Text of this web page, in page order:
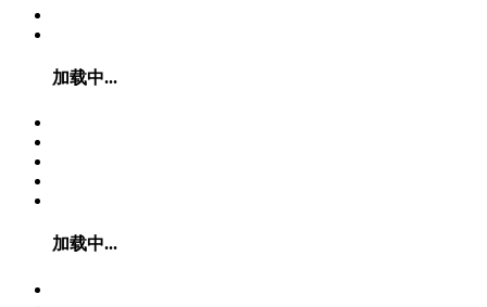
加载中...
加载中...